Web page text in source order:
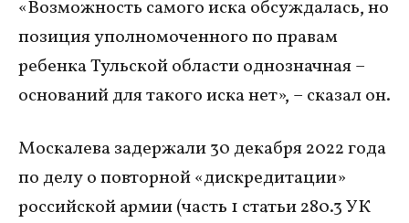
«Возможность самого иска обсуждалась, но
позиция уполномоченного по правам
ребенка Тульской области однозначная –
оснований для такого иска нет», – сказал он.
Москалева задержали 30 декабря 2022 года
по делу о повторной «дискредитации»
российской армии (часть 1 статьи 280.3 УК